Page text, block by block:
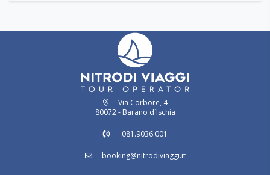
Via Corbore, 4
80072 - Barano d`Ischia
081.9036.001
booking@nitrodiviaggi.it